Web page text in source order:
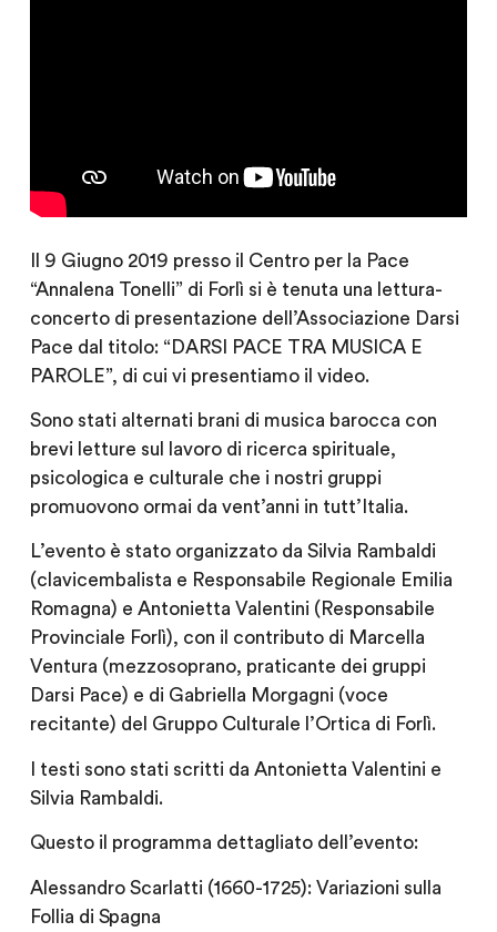
Il 9 Giugno 2019 presso il Centro per la Pace
“Annalena Tonelli” di Forlì si è tenuta una lettura-
concerto di presentazione dell’Associazione Darsi
Pace dal titolo: “DARSI PACE TRA MUSICA E
PAROLE”, di cui vi presentiamo il video.
Sono stati alternati brani di musica barocca con
brevi letture sul lavoro di ricerca spirituale,
psicologica e culturale che i nostri gruppi
promuovono ormai da vent’anni in tutt’Italia.
L’evento è stato organizzato da Silvia Rambaldi
(clavicembalista e Responsabile Regionale Emilia
Romagna) e Antonietta Valentini (Responsabile
Provinciale Forlì), con il contributo di Marcella
Ventura (mezzosoprano, praticante dei gruppi
Darsi Pace) e di Gabriella Morgagni (voce
recitante) del Gruppo Culturale l’Ortica di Forlì.
I testi sono stati scritti da Antonietta Valentini e
Silvia Rambaldi.
Questo il programma dettagliato dell’evento:
Alessandro Scarlatti (1660-1725): Variazioni sulla
Follia di Spagna